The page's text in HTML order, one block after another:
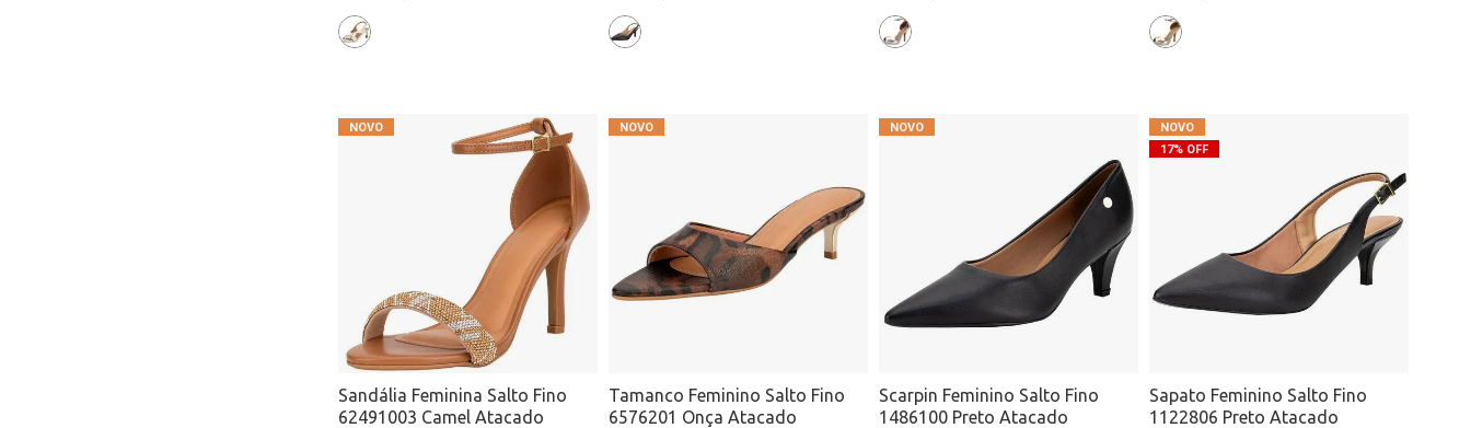
Sandália Feminina Salto Fino
62491003 Camel Atacado
Tamanco Feminino Salto Fino
6576201 Onça Atacado
Scarpin Feminino Salto Fino
1486100 Preto Atacado
Sapato Feminino Salto Fino
1122806 Preto Atacado
17% OFF